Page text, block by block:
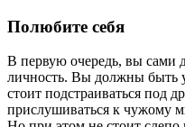
Полюбите себя
В первую очередь, вы сами
личность. Вы должны быть
стоит подстраиваться под
прислушиваться к чужому